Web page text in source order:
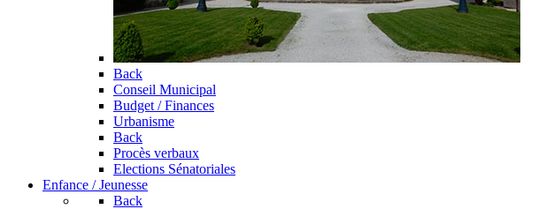
Back
Conseil Municipal
Budget / Finances
Urbanisme
Back
Procès verbaux
Elections Sénatoriales
Enfance / Jeunesse
Back